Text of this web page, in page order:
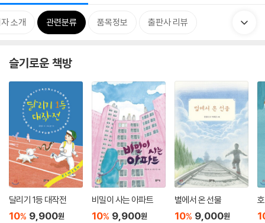
소개 관련분류 품목정보 출판사 리뷰
슬기로운 책방
달리기 1등 대작전
10% 9,900원
비밀이 사는 아파트
10% 9,900원
별에서 온 선물
10% 9,000원